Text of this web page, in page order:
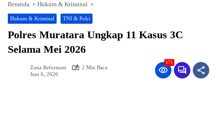
Beranda Hukum & Kriminal
Hukum & Kriminal TNI & Polri
Polres Muratara Ungkap 11 Kasus 3C
Selama Mei 2026
Zona Reformasi
2 Min Baca
Juni 6, 2026
171